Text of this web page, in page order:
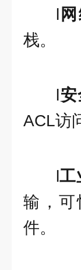
l
栈。
l
ACL访
l工
输，可
件。